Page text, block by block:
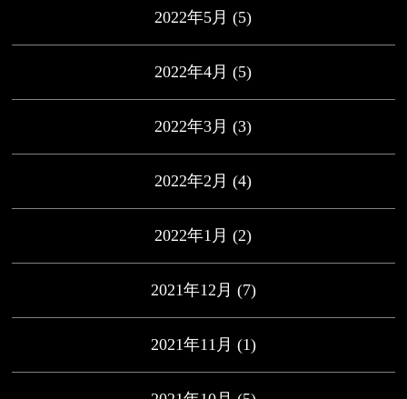
2022年5月 (5)
2022年4月 (5)
2022年3月 (3)
2022年2月 (4)
2022年1月 (2)
2021年12月 (7)
2021年11月 (1)